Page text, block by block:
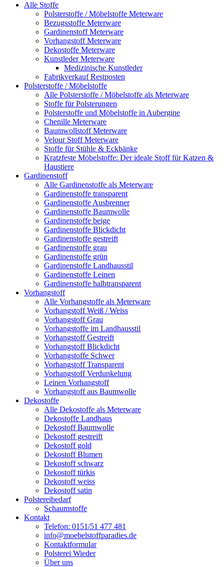
Alle Stoffe
Polsterstoffe / Möbelstoffe Meterware
Bezugsstoffe Meterware
Gardinenstoff Meterware
Vorhangstoff Meterware
Dekostoffe Meterware
Kunstleder Meterware
Medizinische Kunstleder
Fabrikverkauf Restposten
Polsterstoffe / Möbelstoffe
Alle Polsterstoffe / Möbelstoffe als Meterware
Stoffe für Polsterungen
Polsterstoffe und Möbelstoffe in Aubergine
Chenille Meterware
Baumwollstoff Meterware
Velour Stoff Meterware
Stoffe für Stühle & Eckbänke
Kratzfeste Möbelstoffe: Der ideale Stoff für Katzen &
Haustiere
Gardinenstoff
Alle Gardinenstoffe als Meterware
Gardinenstoffe transparent
Gardinenstoffe Ausbrenner
Gardinenstoffe Baumwolle
Gardinenstoffe beige
Gardinenstoffe Blickdicht
Gardinenstoffe gestreift
Gardinenstoffe grau
Gardinenstoffe grün
Gardinenstoffe Landhausstil
Gardinenstoffe Leinen
Gardinenstoffe halbtransparent
Vorhangstoff
Alle Vorhangstoffe als Meterware
Vorhangstoff Weiß / Weiss
Vorhangstoff Grau
Vorhangstoffe im Landhausstil
Vorhangstoff Gestreift
Vorhangstoff Blickdicht
Vorhangstoffe Schwer
Vorhangstoff Transparent
Vorhangstoff Verdunkelung
Leinen Vorhangstoff
Vorhangstoff aus Baumwolle
Dekostoffe
Alle Dekostoffe als Meterware
Dekostoffe Landhaus
Dekostoff Baumwolle
Dekostoff gestreift
Dekostoff gold
Dekostoff Blumen
Dekostoff schwarz
Dekostoff türkis
Dekostoff weiss
Dekostoff satin
Polstereibedarf
Schaumstoffe
Kontakt
Telefon: 0151/51 477 481
info@moebelstoffparadies.de
Kontaktformular
Polsterei Wieder
Über uns